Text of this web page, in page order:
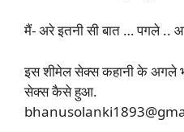
मैं- अरे इतनी सी बात … पगले ..
इस शीमेल सेक्स कहानी के अगले
सेक्स कैसे हुआ.